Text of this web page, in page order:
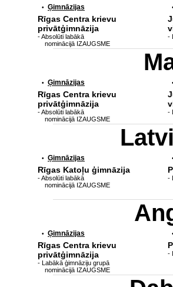
• Ģimnāzijas
Rīgas Centra krievu
privātģimnāzija
- Absolūti labākā
nominācijā IZAUGSME
-
• Ģimnāzijas
Rīgas Centra krievu
privātģimnāzija
- Absolūti labākā
nominācijā IZAUGSME
-
• Ģimnāzijas
Rīgas Katoļu ģimnāzija
- Absolūti labākā
nominācijā IZAUGSME
-
• Ģimnāzijas
Rīgas Centra krievu
privātģimnāzija
- Labākā ģimnāziju grupā
nominācijā IZAUGSME
-